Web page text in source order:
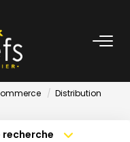
Distribution